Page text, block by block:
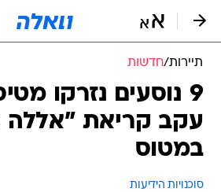
תיירות/חדשות
9 נוסעים נזרקו
עקב קריאת "אללה
במטוס
סוכנויות הידיעות